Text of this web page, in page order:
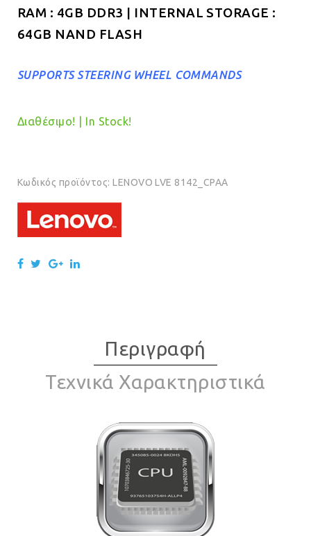
RAM : 4GB DDR3 | INTERNAL STORAGE :
64GB NAND FLASH
SUPPORTS STEERING WHEEL COMMANDS
Διαθέσιμο! | In Stock!
Κωδικός προϊόντος:LENOVO LVE 8142_CPAA
Περιγραφή
Τεχνικά Χαρακτηριστικά